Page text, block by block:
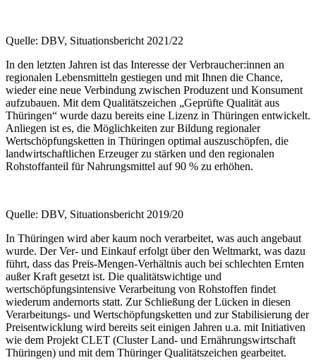
Quelle: DBV, Situationsbericht 2021/22
In den letzten Jahren ist das Interesse der Verbraucher:innen an
regionalen Lebensmitteln gestiegen und mit Ihnen die Chance,
wieder eine neue Verbindung zwischen Produzent und Konsument
aufzubauen. Mit dem Qualitätszeichen „Geprüfte Qualität aus
Thüringen“ wurde dazu bereits eine Lizenz in Thüringen entwickelt.
Anliegen ist es, die Möglichkeiten zur Bildung regionaler
Wertschöpfungsketten in Thüringen optimal auszuschöpfen, die
landwirtschaftlichen Erzeuger zu stärken und den regionalen
Rohstoffanteil für Nahrungsmittel auf 90 % zu erhöhen.
Quelle: DBV, Situationsbericht 2019/20
In Thüringen wird aber kaum noch verarbeitet, was auch angebaut
wurde. Der Ver- und Einkauf erfolgt über den Weltmarkt, was dazu
führt, dass das Preis-Mengen-Verhältnis auch bei schlechten Ernten
außer Kraft gesetzt ist. Die qualitätswichtige und
wertschöpfungsintensive Verarbeitung von Rohstoffen findet
wiederum andernorts statt. Zur Schließung der Lücken in diesen
Verarbeitungs- und Wertschöpfungsketten und zur Stabilisierung der
Preisentwicklung wird bereits seit einigen Jahren u.a. mit Initiativen
wie dem Projekt CLET (Cluster Land- und Ernährungswirtschaft
Thüringen) und mit dem Thüringer Qualitätszeichen gearbeitet.